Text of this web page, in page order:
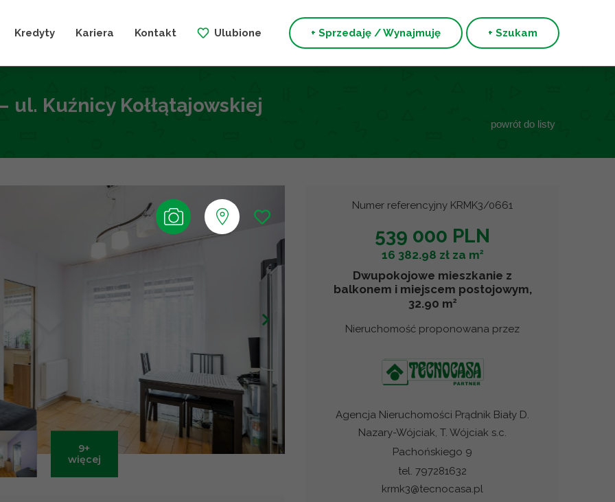
Kredyty Kariera Kontakt Ulubione + Sprzedaję / Wynajmuję + Szukam
ul. Kuźnicy Kołłątajowskiej
powrót do listy
Numer referencyjny KRMK3/0661
539 000 PLN
16 382.98 zł za m2
Dwupokojowe mieszkanie z
balkonem i miejscem postojowym,
32.90 m2
Nieruchomość proponowana przez
Agencja Nieruchomości Prądnik Biały D.
Nazary-Wójciak, T. Wójciak s.c.
Pachońskiego 9
tel. 797281632
krmk3@tecnocasa.pl
9+
więcej
Leaflet CARTO